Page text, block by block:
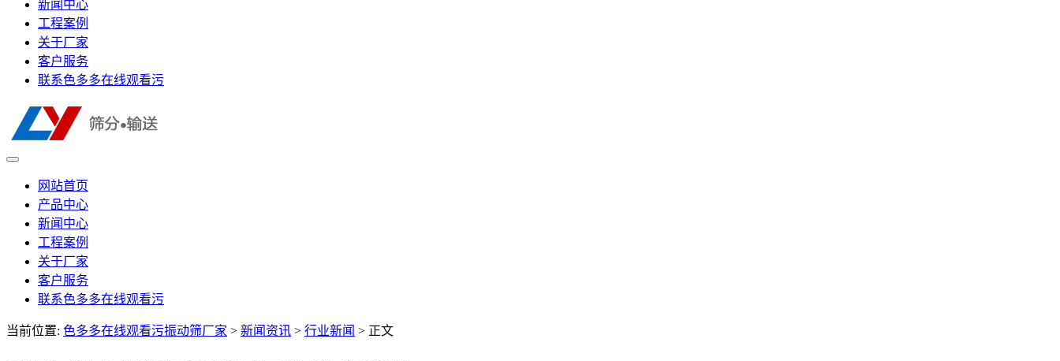
新闻中心
工程案例
关于厂家
客户服务
联系色多多在线观看污
网站首页
产品中心
新闻中心
工程案例
关于厂家
客户服务
联系色多多在线观看污
当前位置: 色多多在线观看污振动筛厂家 > 新闻资讯 > 行业新闻 > 正文